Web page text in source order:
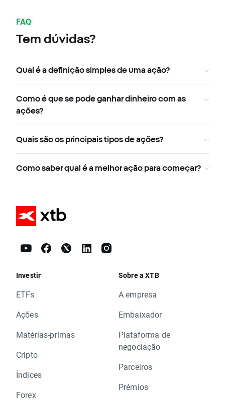
FAQ
Tem dúvidas?
Qual é a definição simples de uma ação?
Como é que se pode ganhar dinheiro com as
ações?
Quais são os principais tipos de ações?
Como saber qual é a melhor ação para começar?
Investir
ETFs
Ações
Matérias-primas
Cripto
Índices
Forex
Sobre a XTB
A empresa
Embaixador
Plataforma de
negociação
Parceiros
Prémios